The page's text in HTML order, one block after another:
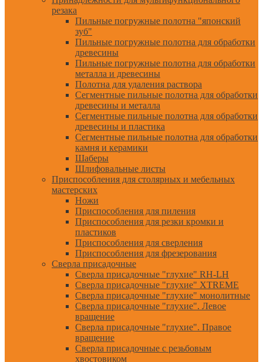
резака
Пильные погружные полотна "японский
зуб"
Пильные погружные полотна для обработки
древесины
Пильные погружные полотна для обработки
металла и древесины
Полотна для удаления раствора
Сегментные пильные полотна для обработки
древесины и металла
Сегментные пильные полотна для обработки
древесины и пластика
Сегментные пильные полотна для обработки
камня и керамики
Шаберы
Шлифовальные листы
Приспособления для столярных и мебельных
мастерских
Ножи
Приспособления для пиления
Приспособления для резки кромки и
пластиков
Приспособления для сверления
Приспособления для фрезерования
Сверла присадочные
Сверла присадочные "глухие" RH-LH
Сверла присадочные "глухие" XTREME
Сверла присадочные "глухие" монолитные
Сверла присадочные "глухие". Левое
вращение
Сверла присадочные "глухие". Правое
вращение
Сверла присадочные с резьбовым
хвостовиком